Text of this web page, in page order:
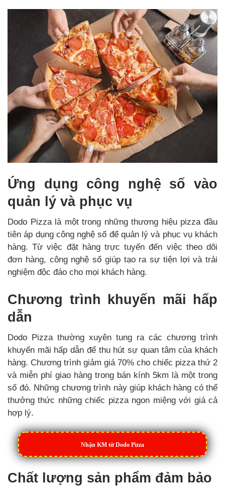
Ứng dụng công nghệ số vào
quản lý và phục vụ
Dodo Pizza là một trong những thương hiệu pizza đầu
tiên áp dụng công nghệ số để quản lý và phục vụ khách
hàng. Từ việc đặt hàng trực tuyến đến việc theo dõi
đơn hàng, công nghệ số giúp tạo ra sự tiện lợi và trải
nghiệm độc đáo cho mọi khách hàng.
Chương trình khuyến mãi hấp
dẫn
Dodo Pizza thường xuyên tung ra các chương trình
khuyến mãi hấp dẫn để thu hút sự quan tâm của khách
hàng. Chương trình giảm giá 70% cho chiếc pizza thứ 2
và miễn phí giao hàng trong bán kính 5km là một trong
số đó. Những chương trình này giúp khách hàng có thể
thưởng thức những chiếc pizza ngon miệng với giá cả
hợp lý.
Nhận KM từ Dodo Pizza
Chất lượng sản phẩm đảm bảo